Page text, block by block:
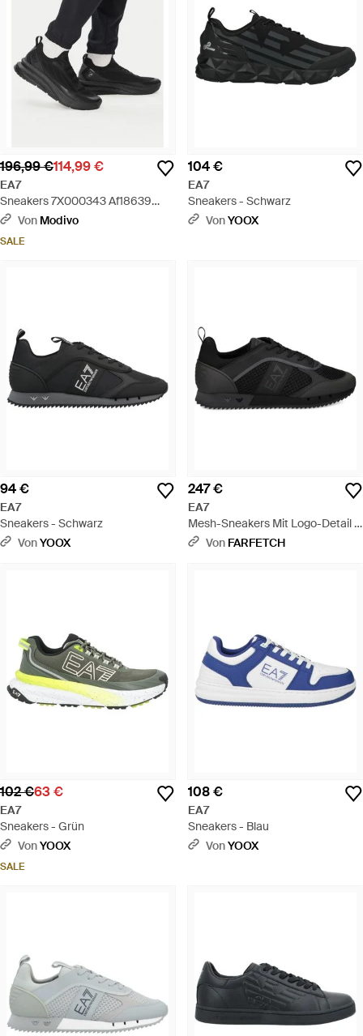
196,99 €114,99 €
EA7
Sneakers 7X000343 Af18639
Mc513 - Schwarz
Von Modivo
SALE
104 €
EA7
Sneakers - Schwarz
VonYOOX
94 €
EA7
Sneakers - Schwarz
VonYOOX
247 €
EA7
Mesh-Sneakers Mit Logo-Detail -
Schwarz
Von FARFETCH
102 €63 €
EA7
Sneakers - Grün
VonYOOX
SALE
108 €
EA7
Sneakers - Blau
VonYOOX